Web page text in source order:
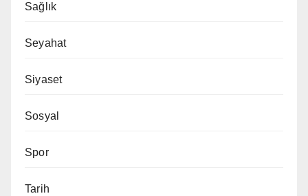
Sağlık
Seyahat
Siyaset
Sosyal
Spor
Tarih